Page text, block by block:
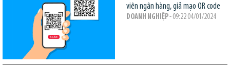
viên ngân hàng, giả mạo QR code
DOANH NGHIỆP- 09:22 04/01/2024